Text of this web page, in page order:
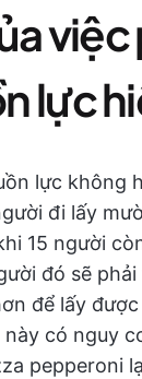
lực
lực không
đi lấy
15 người
đó sẽ
để lấy
có nguy
pepperoni